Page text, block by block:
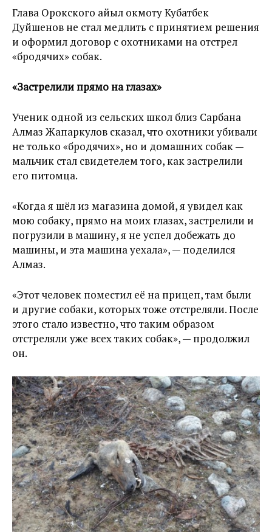
Глава Орокского айыл окмоту Кубатбек
Дуйшенов не стал медлить с принятием решения
и оформил договор с охотниками на отстрел
«бродячих» собак.
«Застрелили прямо на глазах»
Ученик одной из сельских школ близ Сарбана
Алмаз Жапаркулов сказал, что охотники убивали
не только «бродячих», но и домашних собак —
мальчик стал свидетелем того, как застрелили
его питомца.
«Когда я шёл из магазина домой, я увидел как
мою собаку, прямо на моих глазах, застрелили и
погрузили в машину, я не успел добежать до
машины, и эта машина уехала», — поделился
Алмаз.
«Этот человек поместил её на прицеп, там были
и другие собаки, которых тоже отстреляли. После
этого стало известно, что таким образом
отстреляли уже всех таких собак», — продолжил
он.